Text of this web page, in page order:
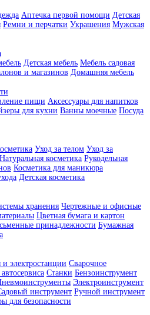
Аптечка первой помощи Детская
Ремни и перчатки Украшения Мужская
Детская мебель Мебель садовая
и магазинов Домашняя мебель
пищи Аксессуары для напитков
для кухни Ванны моечные Посуда
Уход за телом Уход за
Натуральная косметика Рукодельная
Косметика для маникюра
Детская косметика
хранения Чертежные и офисные
Цветная бумага и картон
принадлежности Бумажная
и электростанции Сварочное
Станки Бензоинструмент
Электроинструмент
инструмент Ручной инструмент
для безопасности